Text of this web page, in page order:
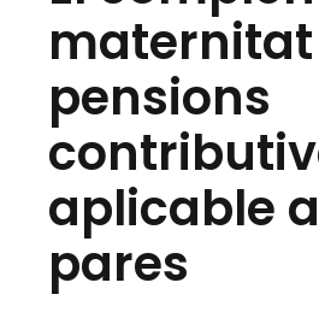
maternitat
pensions
aplicable
pares